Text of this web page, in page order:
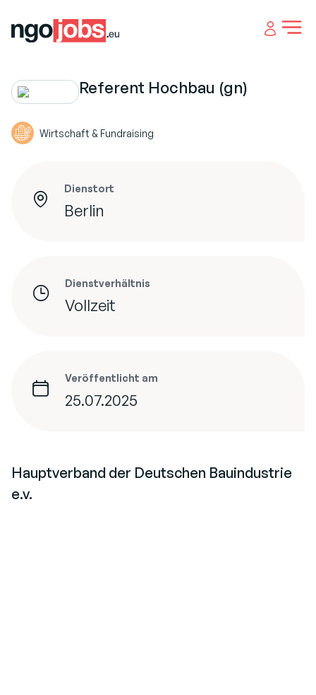
Open
Referent Hochbau (gn)
Wirtschaft & Fundraising
Dienstort
Berlin
Dienstverhältnis
Vollzeit
Veröffentlicht am
25.07.2025
Hauptverband der Deutschen Bauindustrie
e.v.